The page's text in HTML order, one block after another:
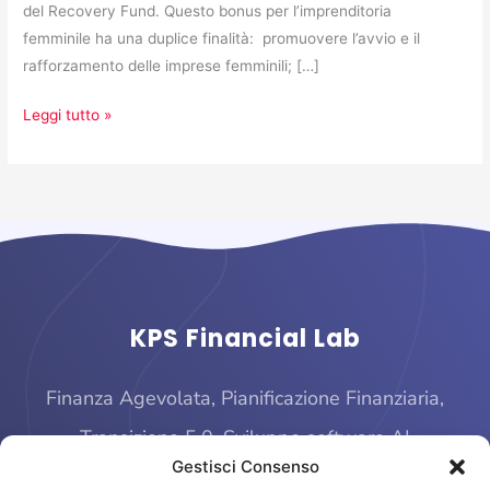
Gestisci Consenso
del Recovery Fund. Questo bonus per l’imprenditoria
femminile ha una duplice finalità: promuovere l’avvio e il
rafforzamento delle imprese femminili; […]
Leggi tutto »
KPS Financial Lab
Finanza Agevolata, Pianificazione Finanziaria,
Transizione 5.0, Sviluppo software AI